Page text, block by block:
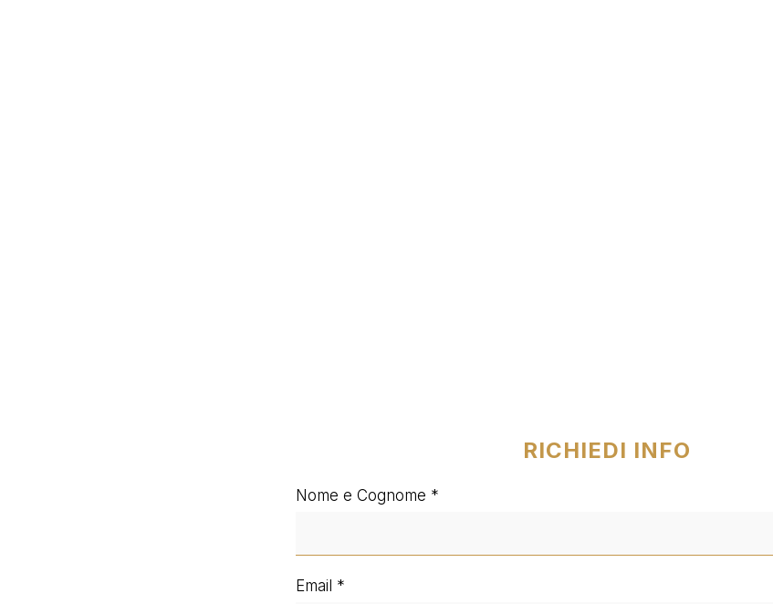
RICHIEDI INFO
Nome e Cognome
Email